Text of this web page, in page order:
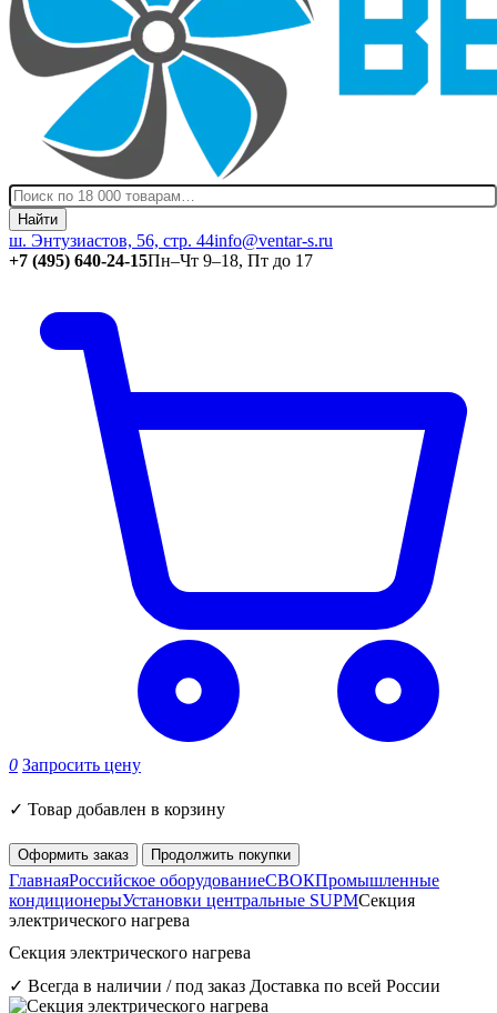
Найти
ш. Энтузиастов, 56, стр. 44info@ventar-s.ru
+7 (495) 640-24-15Пн–Чт 9–18, Пт до 17
0 Запросить цену
✓ Товар добавлен в корзину
Оформить заказ Продолжить покупки
ГлавнаяРоссийское оборудованиеСВОКПромышленные
кондиционерыУстановки центральные SUPMСекция
электрического нагрева
Секция электрического нагрева
✓ Всегда в наличии / под заказ Доставка по всей России